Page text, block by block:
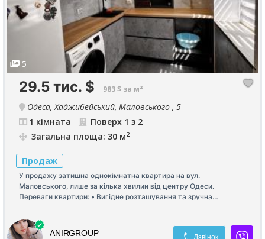
5
29.5 тис. $ 983 $ за м²
Одеса, Хаджибейський, Маловського , 5
1 кімната
Поверх 1 з 2
Загальна площа: 30 м2
Продаж
У продажу затишна однокімнатна квартира на вул.
Маловського, лише за кілька хвилин від центру Одеси.
Переваги квартири: • Вигідне розташування та зручна
капітальний ремонт, виконаний для себе з надійних матеріалів.
• Світле та комфортне планування. • Не потребує додаткових
ANIRGROUP Дзвінок